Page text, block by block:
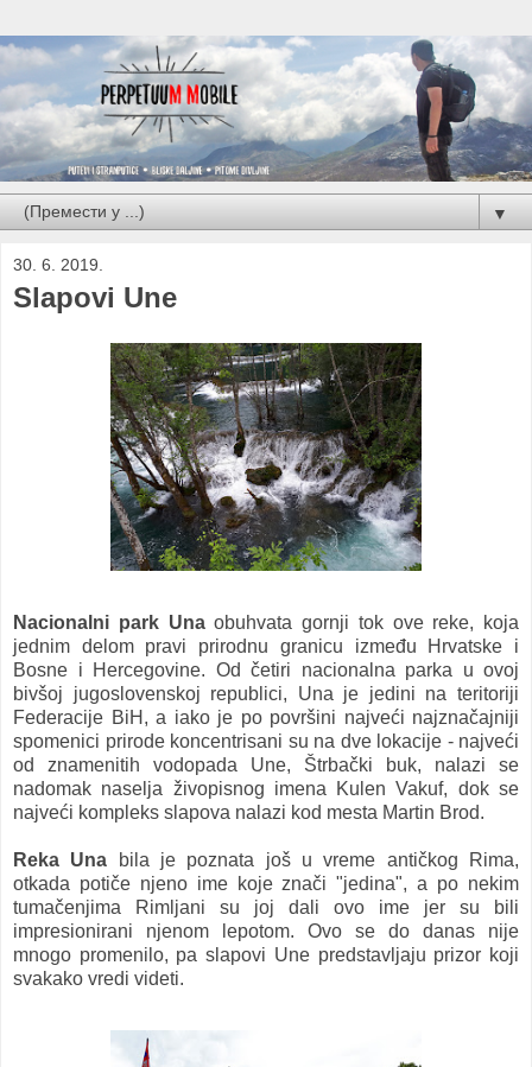
▼
30. 6. 2019.
Slapovi Une
Nacionalni park Unaobuhvata gornji tok ove reke, koja
jednim delom pravi prirodnu granicu između Hrvatske i
Bosne i Hercegovine. Od četiri nacionalna parka u ovoj
bivšoj jugoslovenskoj republici, Una je jedini na teritoriji
Federacije BiH, a iako je po površini najveći najznačajniji
spomenici prirode koncentrisani su na dve lokacije - najveći
od znamenitih vodopada Une, Štrbački buk, nalazi se
nadomak naselja živopisnog imena Kulen Vakuf, dok se
najveći kompleks slapova nalazi kod mesta Martin Brod.
Reka Una bila je poznata još u vreme antičkog Rima,
otkada potiče njeno ime koje znači "jedina", a po nekim
tumačenjima Rimljani su joj dali ovo ime jer su bili
impresionirani njenom lepotom. Ovo se do danas nije
mnogo promenilo, pa slapovi Une predstavljaju prizor koji
svakako vredi videti.